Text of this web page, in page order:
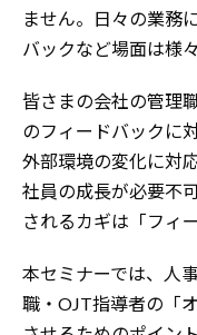
ません。日々の業務
バックなど場面は様々
皆さまの会社の管理
のフィードバックに
外部環境の変化に対
社員の成長が必要不
されるカギは「フィ
本セミナーでは、人
職・OJT指導者の「